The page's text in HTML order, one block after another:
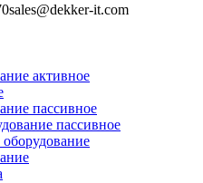
sales@dekker-it.com
активное
пассивное
пассивное